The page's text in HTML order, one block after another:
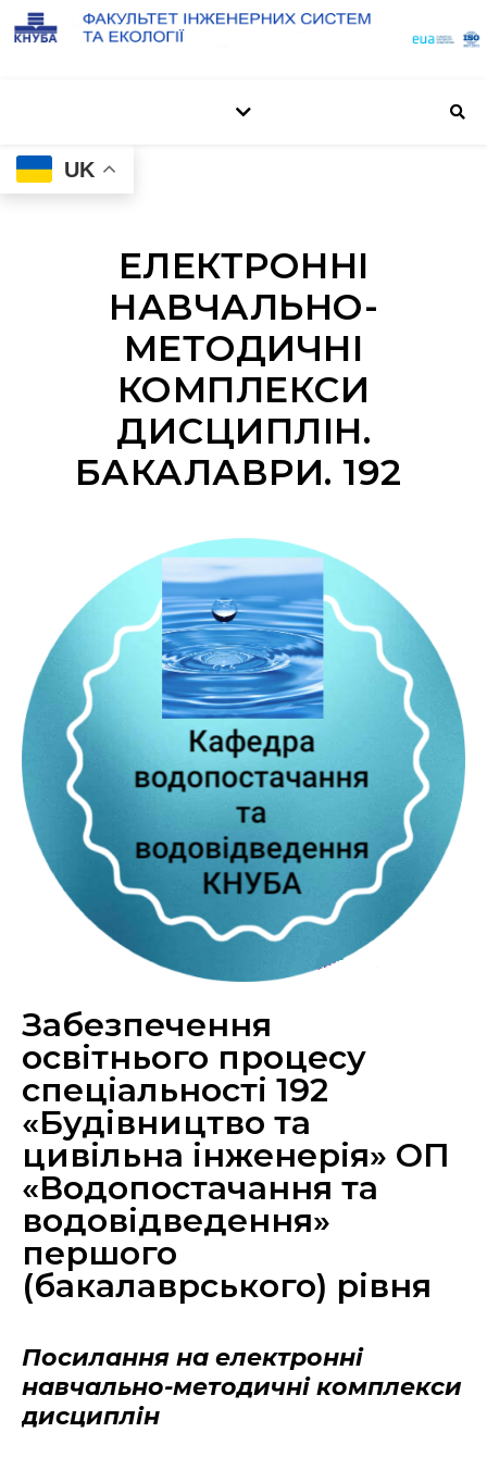
UK
ЕЛЕКТРОННІ
НАВЧАЛЬНО-
МЕТОДИЧНІ
КОМПЛЕКСИ
ДИСЦИПЛІН.
БАКАЛАВРИ. 192
Забезпечення
освітнього процесу
спеціальності 192
«Будівництво та
цивільна інженерія» ОП
«Водопостачання та
водовідведення»
першого
(бакалаврського) рівня
Посилання на електронні
навчально-методичні комплекси
дисциплін